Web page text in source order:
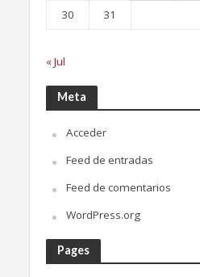
30
31
« Jul
Meta
Acceder
Feed de entradas
Feed de comentarios
WordPress.org
Pages